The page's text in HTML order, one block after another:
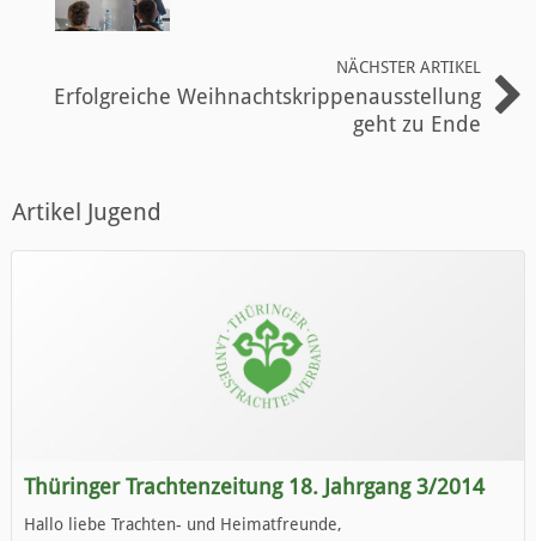
NÄCHSTER ARTIKEL
Erfolgreiche Weihnachtskrippenausstellung
geht zu Ende
Artikel Jugend
Thüringer Trachtenzeitung 18. Jahrgang 3/2014
Hallo liebe Trachten- und Heimatfreunde,